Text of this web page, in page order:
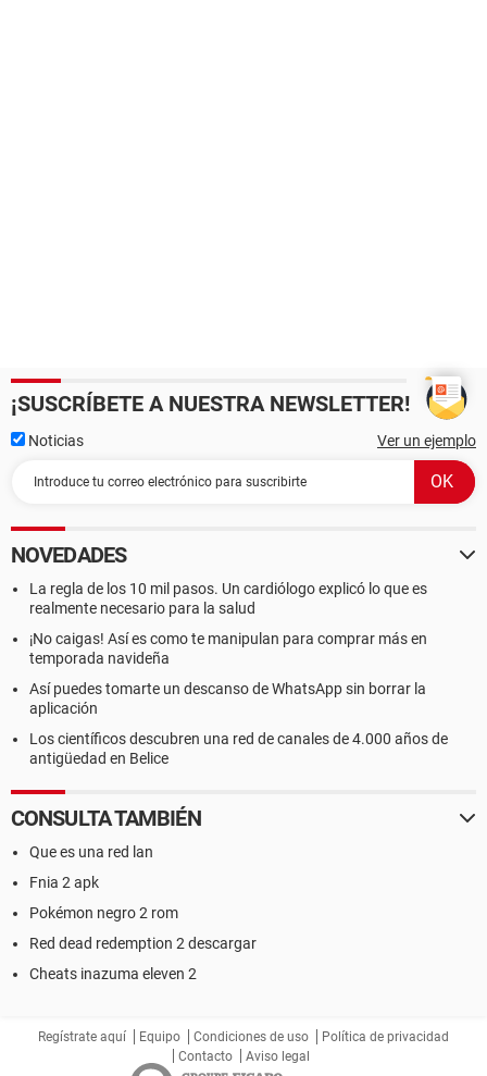
¡SUSCRÍBETE A NUESTRA NEWSLETTER!
Noticias Ver un ejemplo
NOVEDADES
La regla de los 10 mil pasos. Un cardiólogo explicó lo que es
realmente necesario para la salud
¡No caigas! Así es como te manipulan para comprar más en
temporada navideña
Así puedes tomarte un descanso de WhatsApp sin borrar la
aplicación
Los científicos descubren una red de canales de 4.000 años de
antigüedad en Belice
CONSULTA TAMBIÉN
Que es una red lan
Fnia 2 apk
Pokémon negro 2 rom
Red dead redemption 2 descargar
Cheats inazuma eleven 2
Regístrate aquí Equipo Condiciones de uso
Política de privacidad
Contacto
Aviso legal